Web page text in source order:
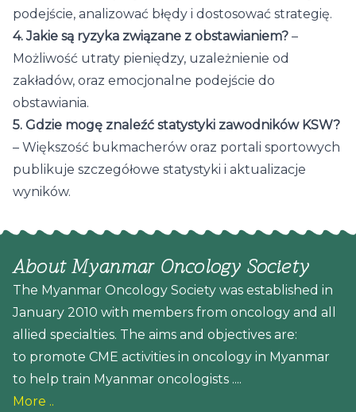
podejście, analizować błędy i dostosować strategię.
4. Jakie są ryzyka związane z obstawianiem? –
Możliwość utraty pieniędzy, uzależnienie od
zakładów, oraz emocjonalne podejście do
obstawiania.
5. Gdzie mogę znaleźć statystyki zawodników KSW?
– Większość bukmacherów oraz portali sportowych
publikuje szczegółowe statystyki i aktualizacje
wyników.
About Myanmar Oncology Society
The Myanmar Oncology Society was established in
January 2010 with members from oncology and all
allied specialties. The aims and objectives are:
to promote CME activities in oncology in Myanmar
to help train Myanmar oncologists ....
More ..